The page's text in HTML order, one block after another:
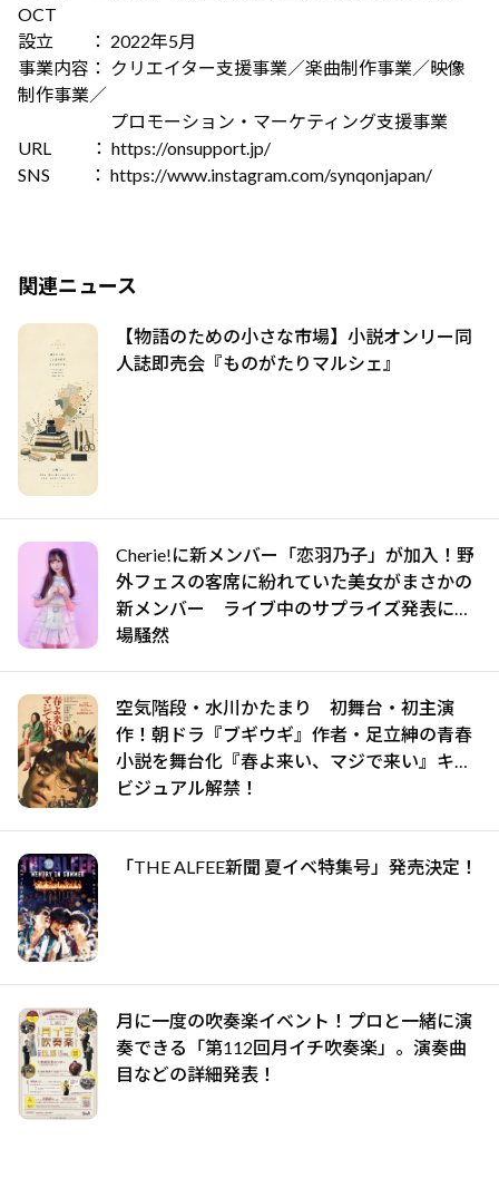
OCT
設立 ： 2022年5月
事業内容： クリエイター支援事業／楽曲制作事業／映像
制作事業／
プロモーション・マーケティング支援事業
URL ： https://onsupport.jp/
SNS ： https://www.instagram.com/synqonjapan/
関連ニュース
【物語のための小さな市場】小説オンリー同
人誌即売会『ものがたりマルシェ』
Cherie!に新メンバー「恋羽乃子」が加入！野
外フェスの客席に紛れていた美女がまさかの
新メンバー ライブ中のサプライズ発表に会
場騒然
空気階段・水川かたまり 初舞台・初主演
作！朝ドラ『ブギウギ』作者・足立紳の青春
小説を舞台化『春よ来い、マジで来い』キー
ビジュアル解禁！
「THE ALFEE新聞 夏イベ特集号」発売決定！
月に一度の吹奏楽イベント！プロと一緒に演
奏できる「第112回月イチ吹奏楽」。演奏曲
目などの詳細発表！